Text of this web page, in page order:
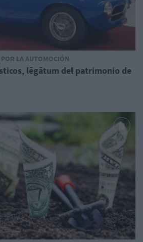
LA AUTOMOCIÓN
lēgātum del patrimonio de